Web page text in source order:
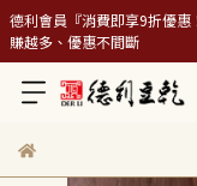
德利會員『消費即享9折優惠
賺越多、優惠不間斷